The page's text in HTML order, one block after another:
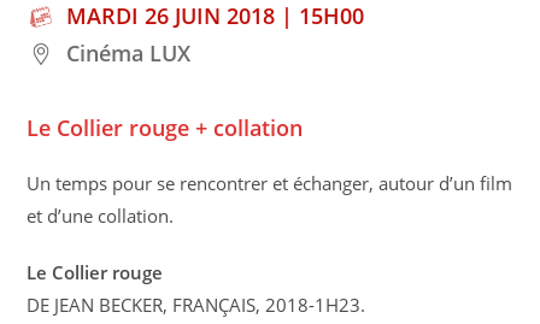
MARDI 26 JUIN 2018 | 15H00
Cinéma LUX
Le Collier rouge + collation
Un temps pour se rencontrer et échanger, autour d’un film
et d’une collation.
Le Collier rouge
DE JEAN BECKER, FRANÇAIS, 2018-1H23.